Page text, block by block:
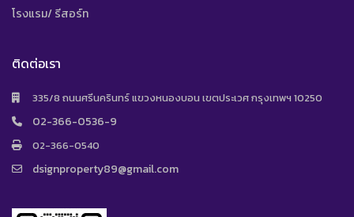
โรงแรม/ รีสอร์ท
ติดต่อเรา
335/8 ถนนศรีนครินทร์ แขวงหนองบอน เขตประเวศ กรุงเทพฯ 10250
02-366-0536-9
02-366-0540
dsignproperty89@gmail.com